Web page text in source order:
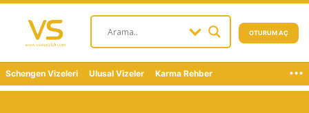
OTURUM AÇ
Schengen Vizeleri Ulusal Vizeler Karma Rehber ...